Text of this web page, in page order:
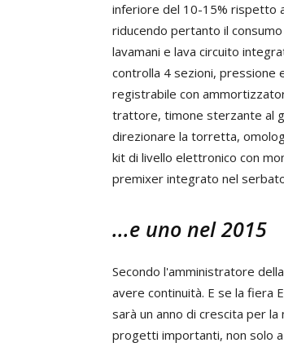
inferiore del 10-15% rispetto
riducendo pertanto il
lavamani e lava circuito
controlla 4 sezioni, pressione
registrabile con
trattore, timone sterzante al
direzionare la torretta,
kit di livello elettronico con
premixer integrato nel
...e uno nel 2015
Secondo l'amministratore
avere continuità. E se la fiera
sarà un anno di crescita per
progetti importanti, non solo